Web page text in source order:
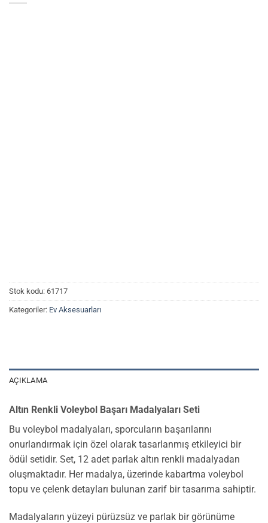
Stok kodu: 61717
Kategoriler: Ev Aksesuarları
AÇIKLAMA
Altın Renkli Voleybol Başarı Madalyaları Seti
Bu voleybol madalyaları, sporcuların başarılarını
onurlandırmak için özel olarak tasarlanmış etkileyici bir
ödül setidir. Set, 12 adet parlak altın renkli madalyadan
oluşmaktadır. Her madalya, üzerinde kabartma voleybol
topu ve çelenk detayları bulunan zarif bir tasarıma sahiptir.
Madalyaların yüzeyi pürüzsüz ve parlak bir görünüme